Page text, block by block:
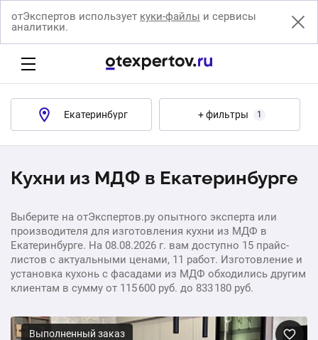
отЭкспертов использует куки-файлы и сервисы
аналитики.
Екатеринбург + фильтры 1
Кухни из МДФ в Екатеринбурге
Выберите на отЭкспертов.ру опытного эксперта или
производителя для изготовления кухни из МДФ в
Екатеринбурге. На 08.08.2026 г. вам доступно 15 прайс-
листов с актуальными ценами, 11 работ. Изготовление и
установка кухонь с фасадами из МДФ обходились другим
клиентам в сумму от 115 600 руб. до 833 180 руб.
Выполненный заказ